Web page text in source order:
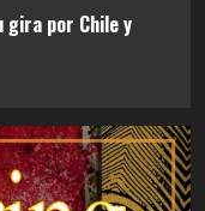
gira por Chile y